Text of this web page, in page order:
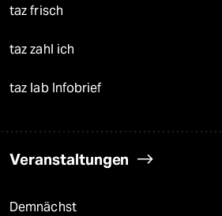
taz frisch
taz zahl ich
taz lab Infobrief
Veranstaltungen
Demnächst